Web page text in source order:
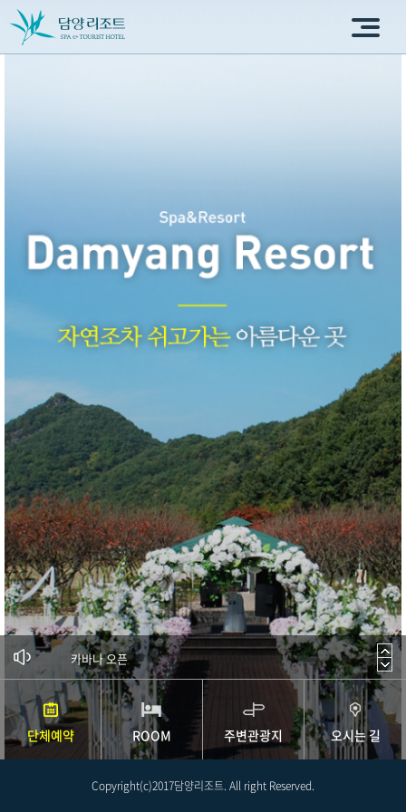
야외수영장 OPEN
카바나 오픈
야외수영장 개장 이…
나들이 연박할인
가정의달 VIP이용…
온천 이용시간 안내
설맞이 VIP이용권…
동절기 온천 운영시…
가족탕 바비큐세트
추석맞이 VIP 이…
단체예약 ROOM 주변관광지 오시는 길
Copyright(c)2017담양리조트. All right Reserved.